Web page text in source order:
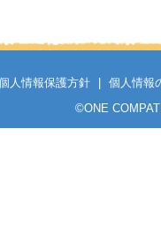
人情報保護方針
個人情報
©ONE